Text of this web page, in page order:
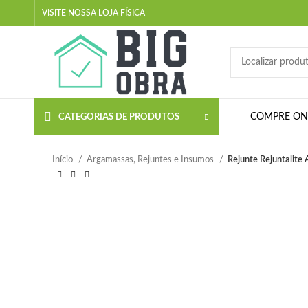
VISITE NOSSA LOJA FÍSICA
CATEGORIAS DE PRODUTOS COMPRE
Início Argamassas, Rejuntes e Insumos Rejunte Rejuntalite